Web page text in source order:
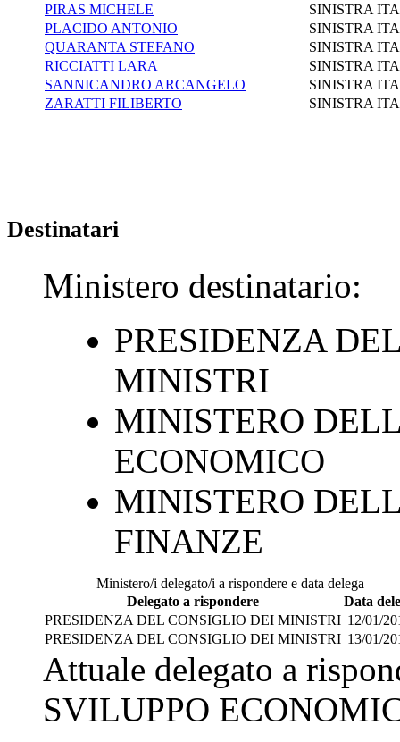
PIRAS MICHELE
SINISTRA
PLACIDO ANTONIO
SINISTRA
QUARANTA STEFANO
SINISTRA
RICCIATTI LARA
SINISTRA
SANNICANDRO ARCANGELO
SINISTRA
ZARATTI FILIBERTO
SINISTRA
Destinatari
Ministero destinatario:
PRESIDENZA
MINISTRI
MINISTERO
ECONOMICO
MINISTERO
FINANZE
Ministero/i delegato/i a rispondere e data delega
Delegato a rispondere
Data
PRESIDENZA DEL CONSIGLIO DEI MINISTRI 12/01/
PRESIDENZA DEL CONSIGLIO DEI MINISTRI 13/01/
Attuale delegato a
SVILUPPO